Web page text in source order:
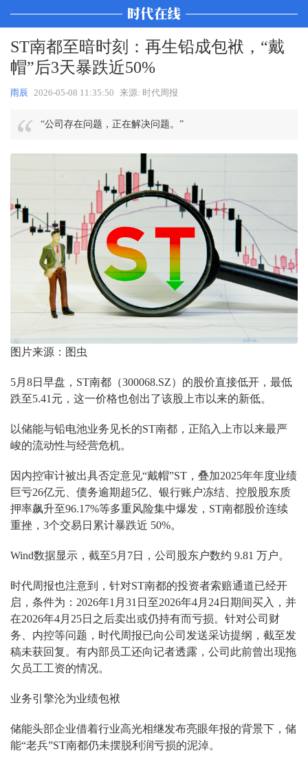
ST南都至暗时刻：再生铅成包袱，“戴
帽”后3天暴跌近50%
雨辰 2026-05-08 11:35:50 来源: 时代周报
“公司存在问题，正在解决问题。”
图片来源：图虫
5月8日早盘，ST南都（300068.SZ）的股价直接低开，最低
跌至5.41元，这一价格也创出了该股上市以来的新低。
以储能与铅电池业务见长的ST南都，正陷入上市以来最严
峻的流动性与经营危机。
因内控审计被出具否定意见“戴帽”ST，叠加2025年年度业绩
巨亏26亿元、债务逾期超5亿、银行账户冻结、控股股东质
押率飙升至96.17%等多重风险集中爆发，ST南都股价连续
重挫，3个交易日累计暴跌近 50%。
Wind数据显示，截至5月7日，公司股东户数约 9.81 万户。
时代周报也注意到，针对ST南都的投资者索赔通道已经开
启，条件为：2026年1月31日至2026年4月24日期间买入，并
在2026年4月25日之后卖出或仍持有而亏损。针对公司财
务、内控等问题，时代周报已向公司发送采访提纲，截至发
稿未获回复。有内部员工还向记者透露，公司此前曾出现拖
欠员工工资的情况。
业务引擎沦为业绩包袱
储能头部企业借着行业高光相继发布亮眼年报的背景下，储
能“老兵”ST南都仍未摆脱利润亏损的泥淖。